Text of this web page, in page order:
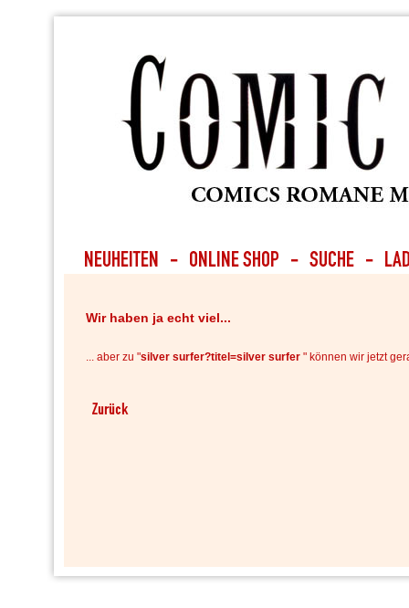
Wir haben ja echt viel...
... aber zu "silver surfer?titel=silver surfer " können wir jetzt